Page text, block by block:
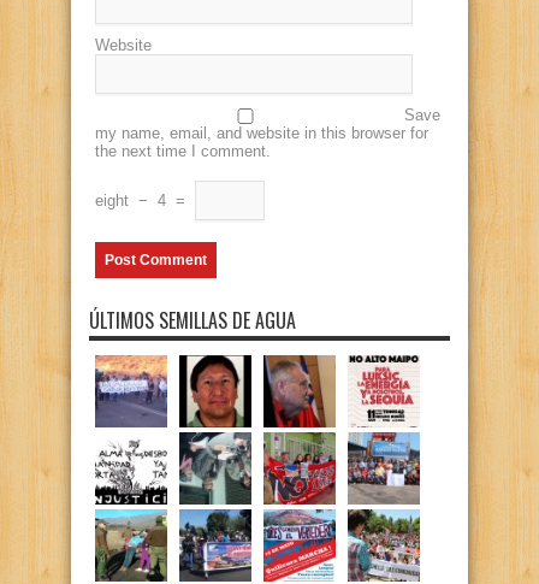
Website
Save
my name, email, and website in this browser for
the next time I comment.
eight − 4 =
ÚLTIMOS SEMILLAS DE AGUA